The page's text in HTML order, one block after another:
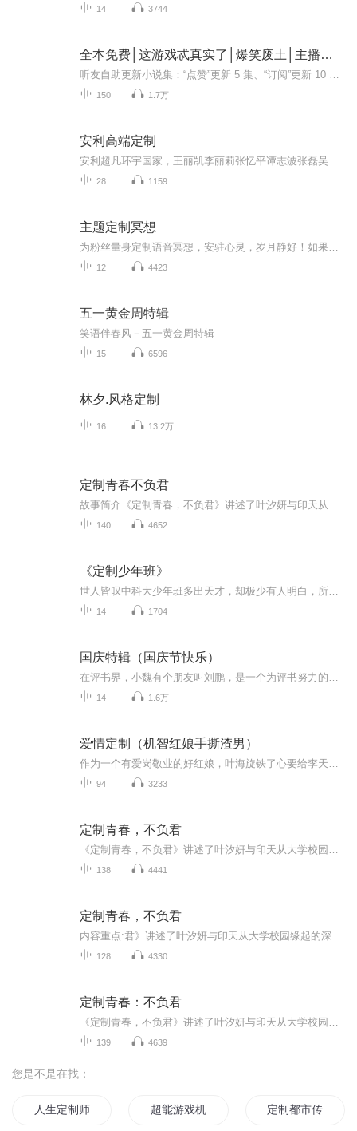
14 3744
全本免费│这游戏忒真实了│爆笑废土│主播定制AI
150 1.7万
安利高端定制
28 1159
主题定制冥想
12 4423
五一黄金周特辑
笑语伴春风－五一黄金周特辑
15 6596
林夕.风格定制
16 13.2万
定制青春不负君
140 4652
《定制少年班》
14 1704
国庆特辑（国庆节快乐）
14 1.6万
爱情定制（机智红娘手撕渣男）
94 3233
定制青春，不负君
138 4441
定制青春，不负君
128 4330
定制青春：不负君
139 4639
您是不是在找：
人生定制师 超能游戏机 定制都市传说